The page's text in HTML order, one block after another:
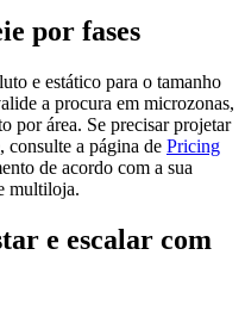
por fases
e estático para o tamanho
a procura em microzonas,
por área. Se precisar projetar
consulte a página de Pricing
de acordo com a sua
multiloja.
e escalar com